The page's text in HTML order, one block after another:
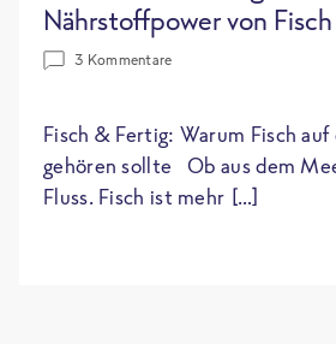
Nährstoffpower von Fisch
3 Kommentare
Fisch & Fertig: Warum Fisch
gehören sollte Ob aus dem
Fluss. Fisch ist mehr […]